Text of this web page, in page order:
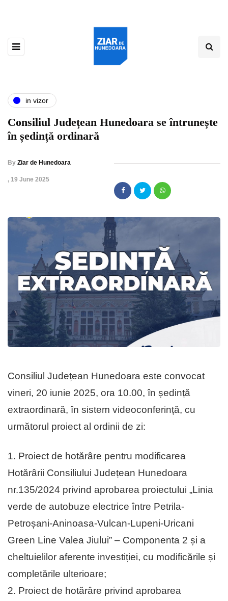
in vizor
Consiliul Județean Hunedoara se întrunește
în ședință ordinară
By Ziar de Hunedoara
, 19 June 2025
Consiliul Județean Hunedoara este convocat
vineri, 20 iunie 2025, ora 10.00, în ședință
extraordinară, în sistem videoconferință, cu
următorul proiect al ordinii de zi:
1. Proiect de hotărâre pentru modificarea
Hotărârii Consiliului Județean Hunedoara
nr.135/2024 privind aprobarea proiectului „Linia
verde de autobuze electrice între Petrila-
Petroșani-Aninoasa-Vulcan-Lupeni-Uricani
Green Line Valea Jiului” – Componenta 2 și a
cheltuielilor aferente investiției, cu modificările și
completările ulterioare;
2. Proiect de hotărâre privind aprobarea